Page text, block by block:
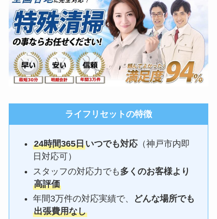
ライフリセットの特徴
24時間365日いつでも対応（神戸市内即
日対応可）
スタッフの対応力でも 多くのお客様より
高評価
年間3万件の対応実績で、
どんな場所でも
出張費用なし